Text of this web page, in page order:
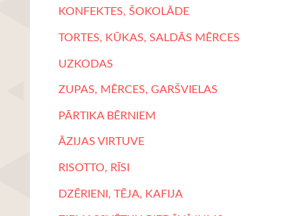
KONFEKTES, ŠOKOLĀDE
TORTES, KŪKAS, SALDĀS MĒRCES
UZKODAS
ZUPAS, MĒRCES, GARŠVIELAS
PĀRTIKA BĒRNIEM
ĀZIJAS VIRTUVE
RISOTTO, RĪSI
DZĒRIENI, TĒJA, KAFIJA